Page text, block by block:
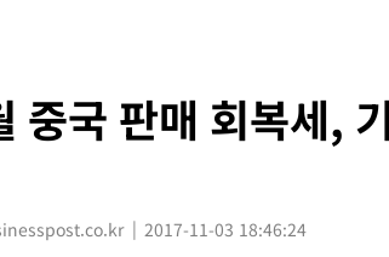
중국 판매 회복세,
2017-11-03 18:46:24